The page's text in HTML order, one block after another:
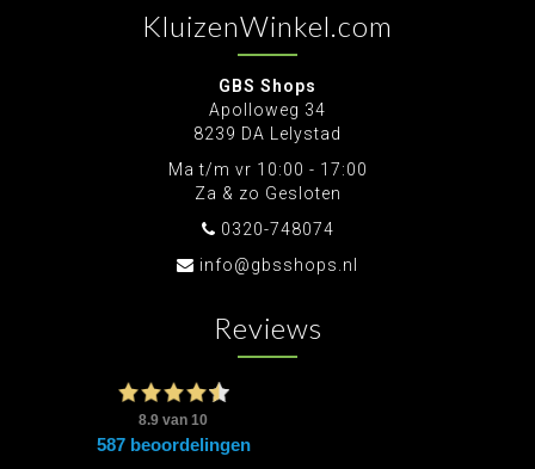
KluizenWinkel.com
GBS Shops
Apolloweg 34
8239 DA Lelystad
Ma t/m vr 10:00 - 17:00
Za & zo Gesloten
0320-748074
info@gbsshops.nl
Reviews